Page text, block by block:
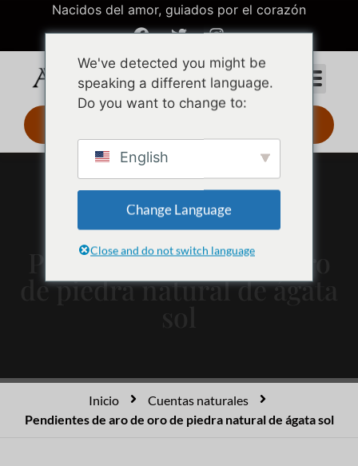
Nacidos del amor, guiados por el corazón
Pendientes de aro de oro
de piedra natural de ágata
Inicio
Cuentas naturales
Pendientes de aro de oro de piedra natural de ágata sol
We've detected you might be
speaking a different language.
Do you want to change to:
English
Change Language
Close and do not switch language